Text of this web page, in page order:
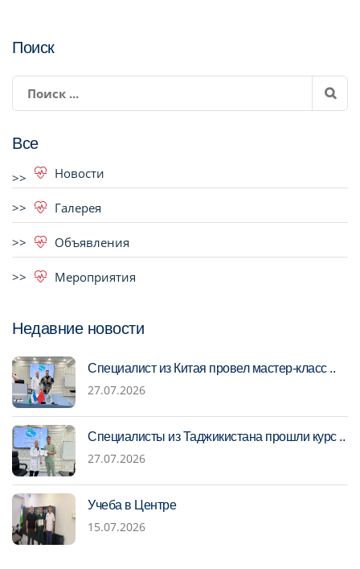
Поиск
Все
Новости
Галерея
Объявления
Мероприятия
Недавние новости
Специалист из Китая провел мастер-класс ..
27.07.2026
Специалисты из Таджикистана прошли курс ..
27.07.2026
Учеба в Центре
15.07.2026